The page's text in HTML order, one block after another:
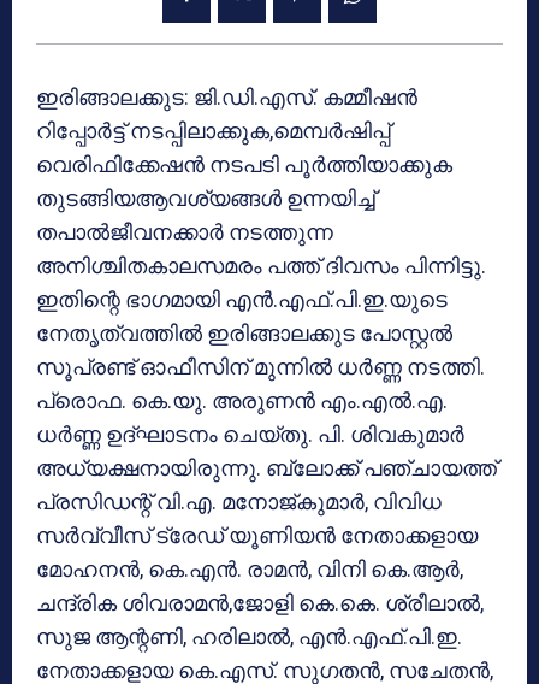
ഇരിങ്ങാലക്കുട: ജി.ഡി.എസ്. കമ്മീഷന്‍
റിപ്പോര്‍ട്ട് നടപ്പിലാക്കുക,മെമ്പര്‍ഷിപ്പ്
വെരിഫിക്കേഷന്‍ നടപടി പൂര്‍ത്തിയാക്കുക
തുടങ്ങിയആവശ്യങ്ങള്‍ ഉന്നയിച്ച്
തപാല്‍ജീവനക്കാര്‍ നടത്തുന്ന
അനിശ്ചിതകാലസമരം പത്ത് ദിവസം പിന്നിട്ടു.
ഇതിന്റെ ഭാഗമായി എന്‍.എഫ്.പി.ഇ.യുടെ
നേതൃത്വത്തില്‍ ഇരിങ്ങാലക്കുട പോസ്റ്റല്‍
സൂപ്രണ്ട് ഓഫീസിന് മുന്നില്‍ ധര്‍ണ്ണ നടത്തി.
പ്രൊഫ. കെ.യു. അരുണന്‍ എം.എല്‍.എ.
ധര്‍ണ്ണ ഉദ്ഘാടനം ചെയ്തു. പി. ശിവകുമാര്‍
അധ്യക്ഷനായിരുന്നു. ബ്ലോക്ക് പഞ്ചായത്ത്
പ്രസിഡന്റ് വി.എ. മനോജ്കുമാര്‍, വിവിധ
സര്‍വ്വീസ് ട്രേഡ് യൂണിയന്‍ നേതാക്കളായ
മോഹനന്‍, കെ.എന്‍. രാമന്‍, വിനി കെ.ആര്‍,
ചന്ദ്രിക ശിവരാമന്‍,ജോളി കെ.കെ. ശ്രീലാല്‍,
സുജ ആന്റണി, ഹരിലാല്‍, എന്‍.എഫ്.പി.ഇ.
നേതാക്കളായ കെ.എസ്. സുഗതന്‍, സചേതന്‍,